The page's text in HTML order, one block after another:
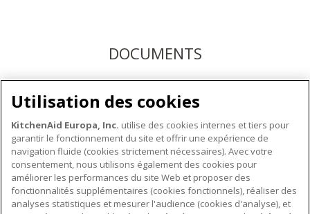
DOCUMENTS
Téléchargez les modes d'emploi ici ou enregistrez votre
produit pour bénéficier du service après-vente KitchenAid
À PROPOS DE KITCHENAID
Utilisation des cookies
KitchenAid Europa, Inc. utilise des cookies internes et tiers pour
garantir le fonctionnement du site et offrir une expérience de
navigation fluide (cookies strictement nécessaires). Avec votre
consentement, nous utilisons également des cookies pour
améliorer les performances du site Web et proposer des
fonctionnalités supplémentaires (cookies fonctionnels), réaliser des
analyses statistiques et mesurer l'audience (cookies d'analyse), et